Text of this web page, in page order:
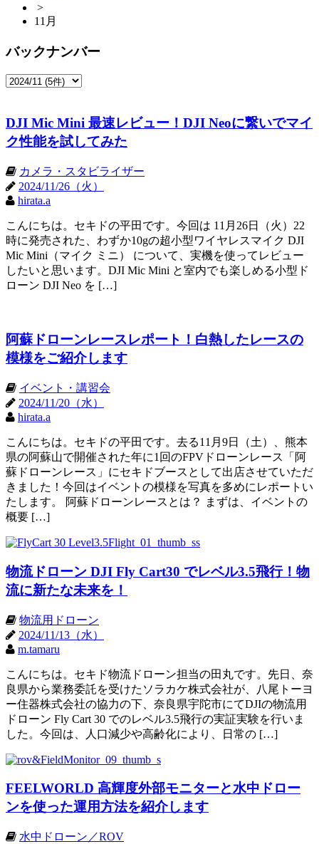
>
11月
バックナンバー
DJI Mic Mini 最速レビュー！DJI Neoに繋いでマイ
ク性能を試してみた
カメラ・スタビライザー
2024/11/26（火）
hirata.a
こんにちは。セキドの平田です。今回は 11月26日（火）22
時に発売された、わずか10gの超小型ワイヤレスマイク DJI
Mic Mini（マイク ミニ） について、実機を使ってレビュー
したいと思います。DJI Mic Mini と室内でも楽しめる小型ド
ローン DJI Neo を […]
阿蘇ドローンレースレポート！白熱したレースの
模様をご紹介します
イベント・講習会
2024/11/20（水）
hirata.a
こんにちは。セキドの平田です。去る11月9日（土）、熊本
県の阿蘇山で開催された年に1回のFPVドローンレース「阿
蘇ドローンレース」にセキドブースとして出店させていただ
きました！今回はイベントの模様を写真を多めにレポートい
たします。 阿蘇ドローンレースとは？ まずは、イベントの
概要 […]
物流ドローン DJI Fly Cart30 でレベル3.5飛行！物
流に新たな未来を！
物流用ドローン
2024/11/13（水）
m.tamaru
こんにちは。セキド物流ドローン担当の田丸です。先日、奈
良県から業務委託を受けたソラカケ株式会社が、八尾トーヨ
ー住器株式会社の協力の下、奈良県宇陀市にてDJIの物流用
ドローン Fly Cart 30 でのレベル3.5飛行の実証実験を行いま
した。今回は、人口減少や高齢化により、日常の […]
FEELWORLD 高輝度外部モニターと水中ドロー
ンを使った運用方法を紹介します
水中ドローン／ROV